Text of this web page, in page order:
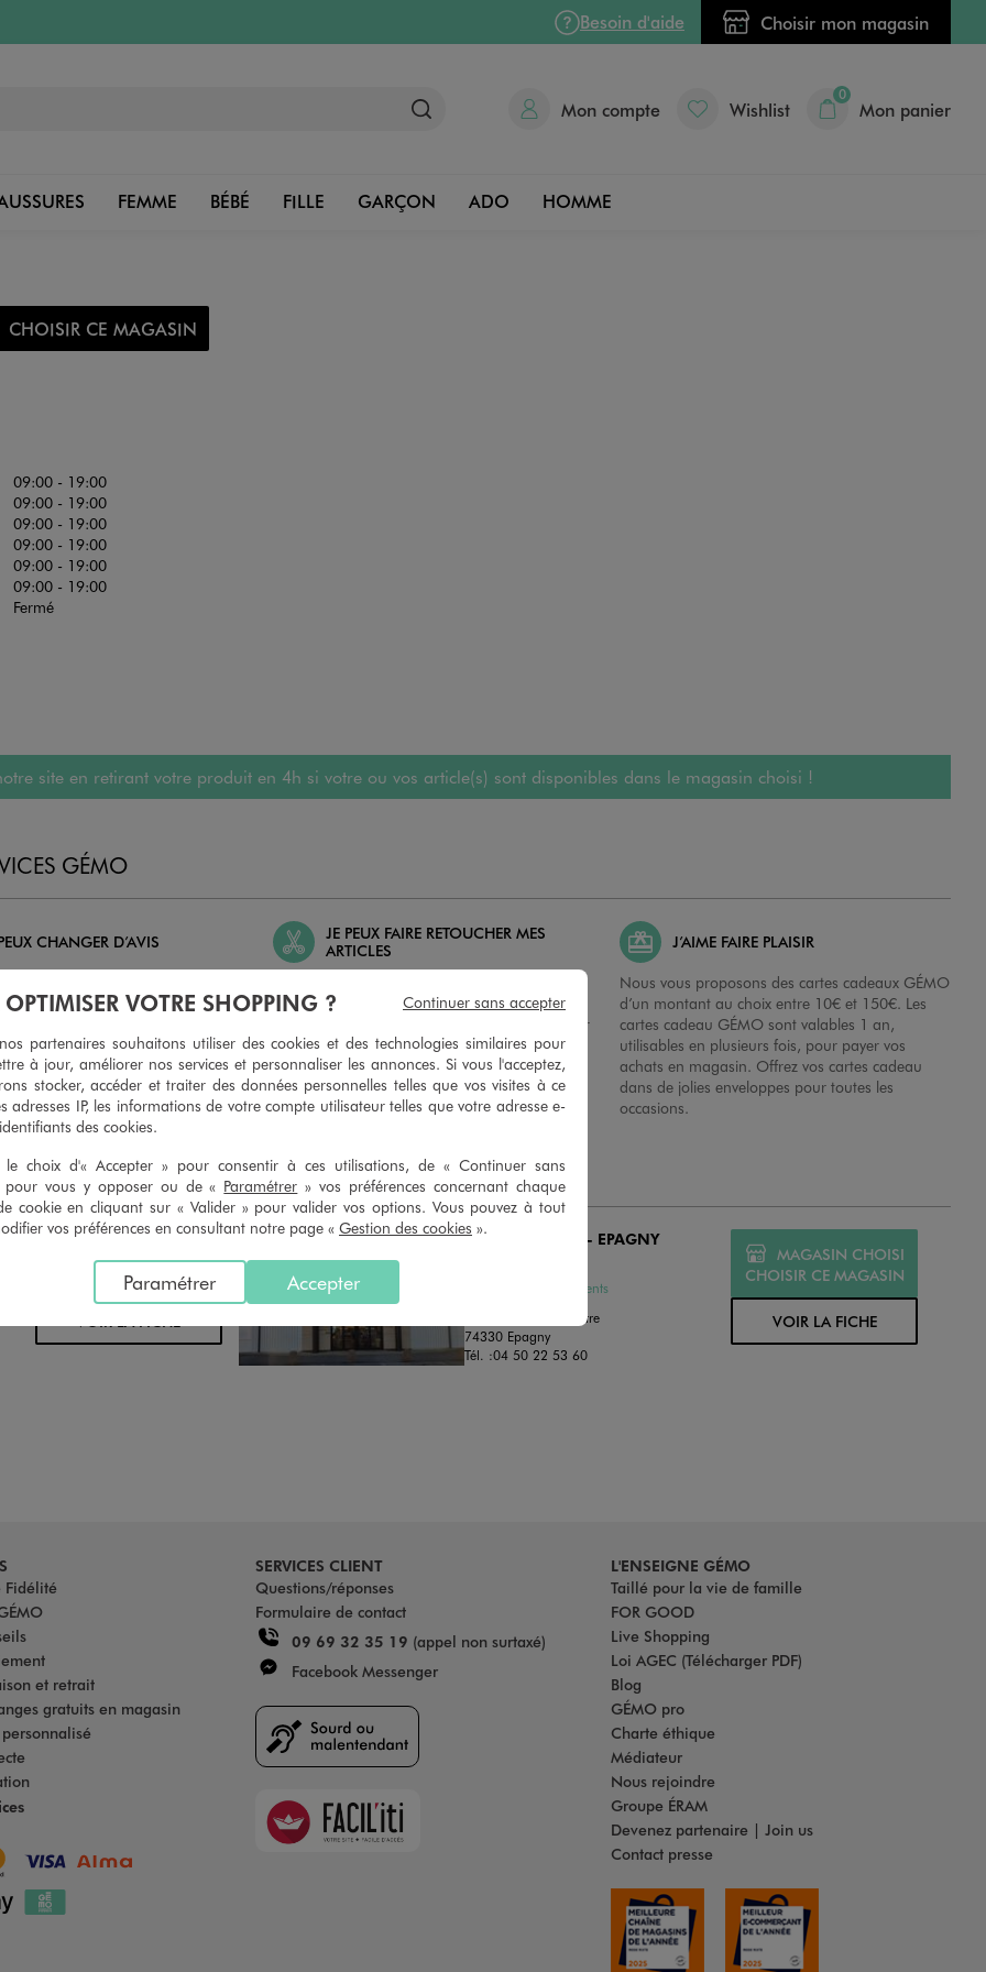
Besoin d'aide Choisir mon magasin
Mon compte Wishlist
0
Mon panier
FEMME BÉBÉ FILLE GARÇON ADO HOMME
CHOISIR CE MAGASIN
09:00 - 19:00
09:00 - 19:00
09:00 - 19:00
09:00 - 19:00
09:00 - 19:00
09:00 - 19:00
Fermé
site en retirant votre produit en 4h si votre ou vos article(s) sont disponibles dans le magasin choisi !
GÉMO
CHANGER D’AVIS
pour tout article non
du ticket de caisse, dans tous les
JE PEUX FAIRE RETOUCHER MES
ARTICLES
faire retoucher vos articles textiles dans nos
magasins. Les tarifs sont à votre disposition sur
simple demande. Voir conditions en magasins.
J’AIME FAIRE PLAISIR
Nous vous proposons des cartes cadeaux GÉMO
d’un montant au choix entre 10€ et 150€. Les
cartes cadeau GÉMO sont valables 1 an,
utilisables en plusieurs fois, pour payer vos
achats en magasin. Offrez vos cartes cadeau
dans de jolies enveloppes pour toutes les
occasions.
CHOISIR CE MAGASIN
VOIR LA FICHE
Distance :
29.3 Km GEMO ANNECY - EPAGNY
Chaussures et Vêtements
615 Avenue Du Centre
74330 Epagny
Tél. :04 50 22 53 60
MAGASIN CHOISI
CHOISIR CE MAGASIN
VOIR LA FICHE
Fidélité
et retrait
gratuits en magasin
SERVICES CLIENT
Questions/réponses
Formulaire de contact
09 69 32 35 19 (appel non surtaxé)
Facebook Messenger
Faciliti
L'ENSEIGNE GÉMO
Taillé pour la vie de famille
FOR GOOD
Live Shopping
Loi AGEC (Télécharger PDF)
Blog
GÉMO pro
Charte éthique
Médiateur
Nous rejoindre
Groupe ÉRAM
Devenez partenaire | Join us
Contact presse
OPTIMISER VOTRE SHOPPING ?
partenaires souhaitons utiliser des cookies et des technologies similaires pour
à jour, améliorer nos services et personnaliser les annonces. Si vous l'acceptez,
stocker, accéder et traiter des données personnelles telles que vos visites à ce
adresses IP, les informations de votre compte utilisateur telles que votre adresse e-
des cookies.
le choix d'« Accepter » pour consentir à ces utilisations, de « Continuer sans
pour vous y opposer ou de « Paramétrer » vos préférences concernant chaque
cookie en cliquant sur « Valider » pour valider vos options. Vous pouvez à tout
vos préférences en consultant notre page « Gestion des cookies ».
Accepter
Paramétrer
Continuer sans accepter